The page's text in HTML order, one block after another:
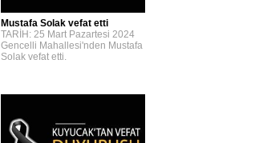
Mustafa Solak vefat etti
TARİH: 25 Mart Pazartesi 2024
Gencelli Mahallesi'nden Mustafa
Solak vefat etti.